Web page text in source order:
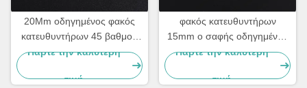
20Mm οδηγημένος φακός
κατευθυντήρων 45 βαθμού
υψηλή δύναμη, οδηγημένη
Πάρτε την καλύτερη
τιμή
φακός κατευθυντήρων
15mm ο σαφής οδηγημένος
PMMA, οδήγησε τον ελαφρύ
φανό
Πάρτε την καλύτερη
τιμή